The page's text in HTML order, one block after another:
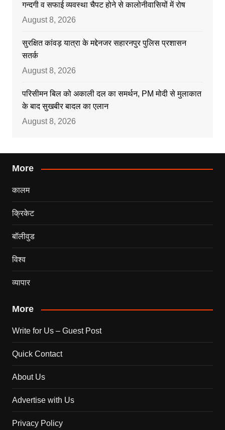
गन्दगी व सफाई व्यवस्था चैपट होने से कालोनीवासियों में रोष
August 8, 2026
सुरक्षित कांवड़ यात्रा के मद्देनजर सहारनपुर पुलिस प्रशासन
सतर्क
August 8, 2026
परिसीमन बिल को अकाली दल का समर्थन, PM मोदी से मुलाकात
के बाद सुखबीर बादल का एलान
August 8, 2026
More
कालम
क्रिकेट
बॉलीवुड
विश्व
व्यापार
More
Write for Us – Guest Post
Quick Contact
About Us
Advertise with Us
Privacy Policy